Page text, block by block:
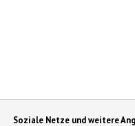
Soziale Netze und weitere